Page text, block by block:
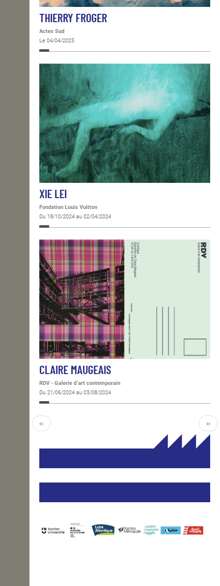
THIERRY FROGER
Actes Sud
Le 04/04/2025
XIE LEI
Fondation Louis Vuitton
Du 18/10/2024 au 02/04/2024
CLAIRE MAUGEAIS
RDV - Galerie d’art contemporain
Du 21/06/2024 au 03/08/2024
‹‹ ››